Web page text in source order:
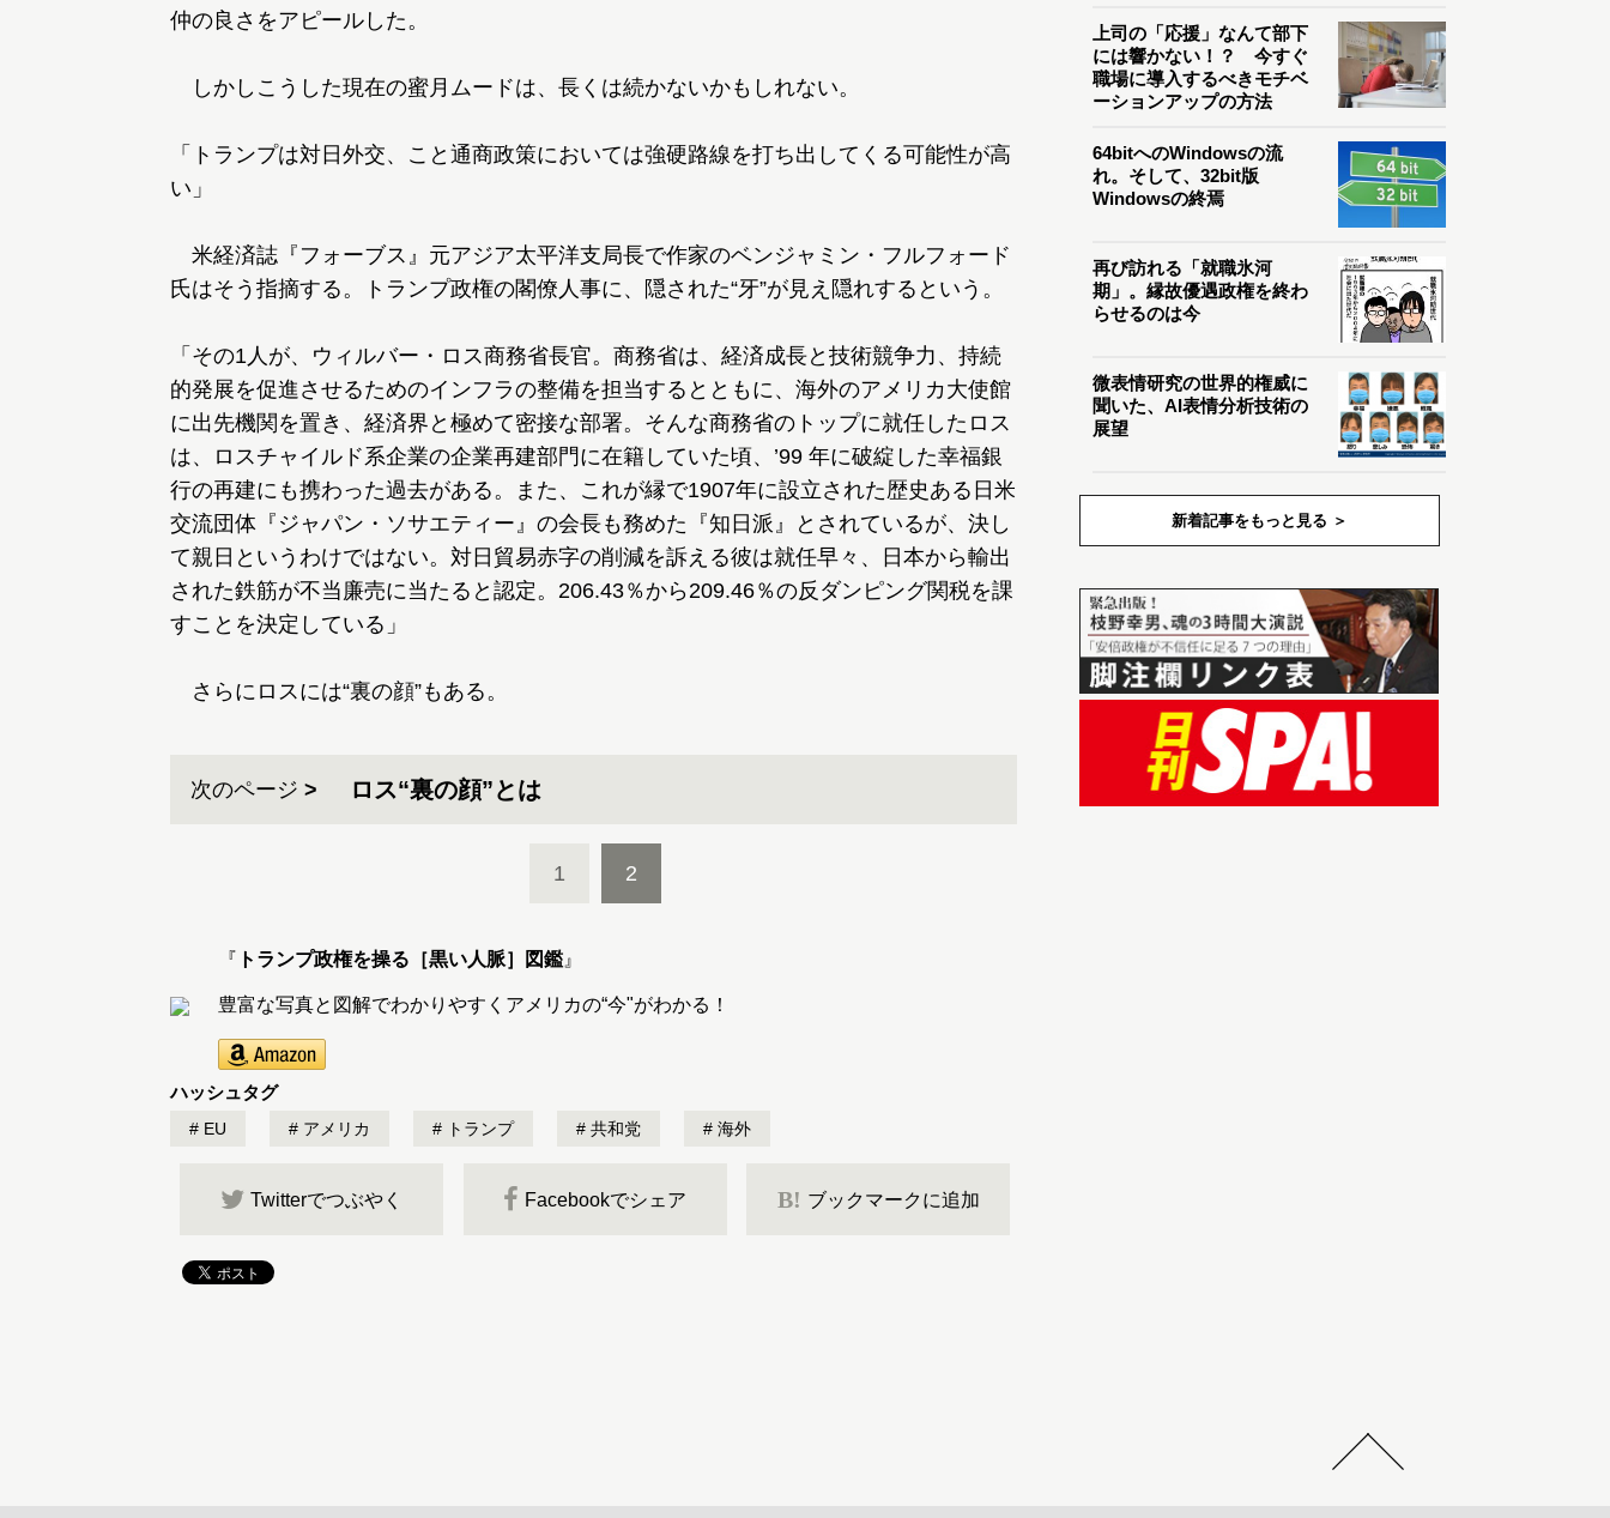
仲の良さをアピールした。
しかしこうした現在の蜜月ムードは、長くは続かないかもしれない。
「トランプは対日外交、こと通商政策においては強硬路線を打ち出してくる可能性が高
い」
米経済誌『フォーブス』元アジア太平洋支局長で作家のベンジャミン・フルフォード
氏はそう指摘する。トランプ政権の閣僚人事に、隠された“牙”が見え隠れするという。
「その1人が、ウィルバー・ロス商務省長官。商務省は、経済成長と技術競争力、持続
的発展を促進させるためのインフラの整備を担当するとともに、海外のアメリカ大使館
に出先機関を置き、経済界と極めて密接な部署。そんな商務省のトップに就任したロス
は、ロスチャイルド系企業の企業再建部門に在籍していた頃、’99 年に破綻した幸福銀
行の再建にも携わった過去がある。また、これが縁で1907年に設立された歴史ある日米
交流団体『ジャパン・ソサエティー』の会長も務めた『知日派』とされているが、決し
て親日というわけではない。対日貿易赤字の削減を訴える彼は就任早々、日本から輸出
された鉄筋が不当廉売に当たると認定。206.43％から209.46％の反ダンピング関税を課
すことを決定している」
さらにロスには“裏の顔”もある。
次のページ ロス“裏の顔”とは
1 2
『 トランプ政権を操る［黒い人脈］図鑑 』
豊富な写真と図解でわかりやすくアメリカの“今"がわかる！
ハッシュタグ
EU アメリカ トランプ 共和党 海外
Twitterでつぶやく Facebookでシェア B! ブックマークに追加
上司の「応援」なんて部下
には響かない！？ 今すぐ
職場に導入するべきモチベ
ーションアップの方法
64bitへのWindowsの流
れ。そして、32bit版
Windowsの終焉
再び訪れる「就職氷河
期」。縁故優遇政権を終わ
らせるのは今
微表情研究の世界的権威に
聞いた、AI表情分析技術の
展望
新着記事をもっと見る